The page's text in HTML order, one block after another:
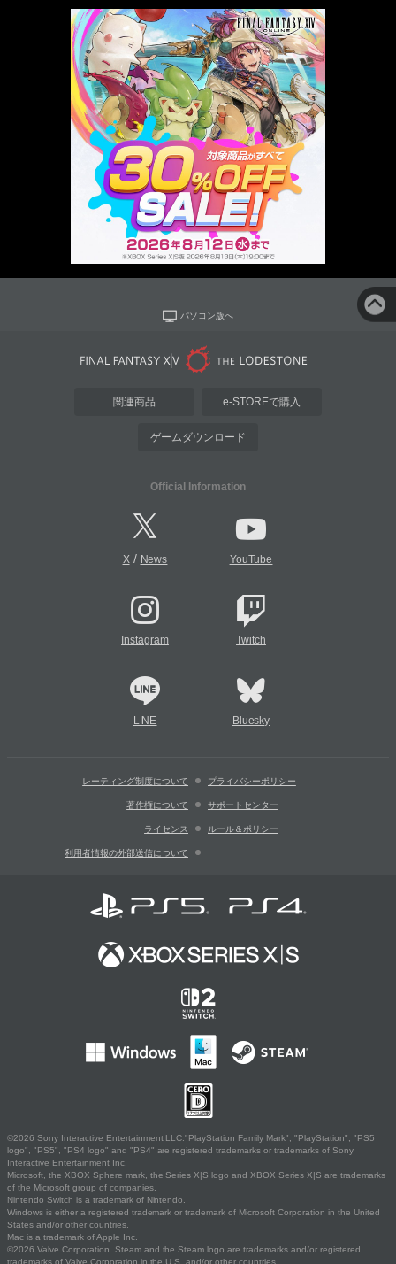
パソコン版へ
関連商品 e-STOREで購入
ゲームダウンロード
Official Information
X/ News YouTube
Instagram Twitch
LINE Bluesky
レーティング制度について プライバシーポリシー
著作権について サポートセンター
ライセンス ルール＆ポリシー
利用者情報の外部送信について
©2026 Sony Interactive Entertainment LLC."PlayStation Family Mark", "PlayStation", "PS5
logo", "PS5", "PS4 logo" and "PS4" are registered trademarks or trademarks of Sony
Interactive Entertainment Inc.
Microsoft, the XBOX Sphere mark, the Series X|S logo and XBOX Series X|S are trademarks
of the Microsoft group of companies.
Nintendo Switch is a trademark of Nintendo.
Windows is either a registered trademark or trademark of Microsoft Corporation in the United
States and/or other countries.
Mac is a trademark of Apple Inc.
©2026 Valve Corporation. Steam and the Steam logo are trademarks and/or registered
trademarks of Valve Corporation in the U.S. and/or other countries.